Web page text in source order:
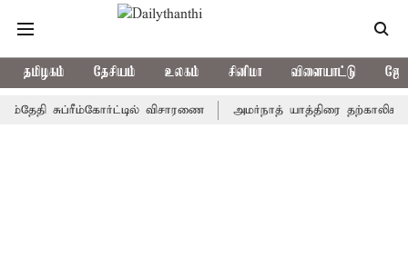
தமிழகம் தேசியம் உலகம் சினிமா விளையாட்டு
சுப்ரீம்கோர்ட்டில் விசாரணை அமர்நாத் யாத்திரை தற்காலிகமாக